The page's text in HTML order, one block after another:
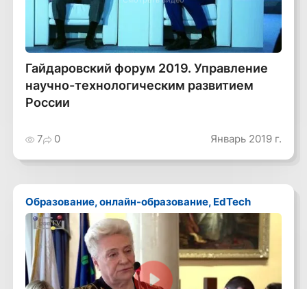
Гайдаровский форум 2019. Управление
научно-технологическим развитием
России
7 0 Январь 2019 г.
Образование, онлайн-образование, EdTech